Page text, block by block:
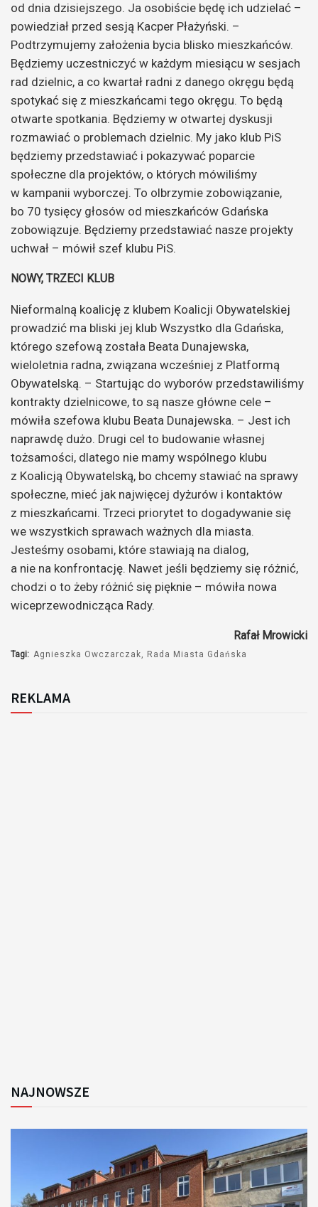
od dnia dzisiejszego. Ja osobiście będę ich udzielać –
powiedział przed sesją Kacper Płażyński. –
Podtrzymujemy założenia bycia blisko mieszkańców.
Będziemy uczestniczyć w każdym miesiącu w sesjach
rad dzielnic, a co kwartał radni z danego okręgu będą
spotykać się z mieszkańcami tego okręgu. To będą
otwarte spotkania. Będziemy w otwartej dyskusji
rozmawiać o problemach dzielnic. My jako klub PiS
będziemy przedstawiać i pokazywać poparcie
społeczne dla projektów, o których mówiliśmy
w kampanii wyborczej. To olbrzymie zobowiązanie,
bo 70 tysięcy głosów od mieszkańców Gdańska
zobowiązuje. Będziemy przedstawiać nasze projekty
uchwał – mówił szef klubu PiS.
NOWY, TRZECI KLUB
Nieformalną koalicję z klubem Koalicji Obywatelskiej
prowadzić ma bliski jej klub Wszystko dla Gdańska,
którego szefową została Beata Dunajewska,
wieloletnia radna, związana wcześniej z Platformą
Obywatelską. – Startując do wyborów przedstawiliśmy
kontrakty dzielnicowe, to są nasze główne cele –
mówiła szefowa klubu Beata Dunajewska. – Jest ich
naprawdę dużo. Drugi cel to budowanie własnej
tożsamości, dlatego nie mamy wspólnego klubu
z Koalicją Obywatelską, bo chcemy stawiać na sprawy
społeczne, mieć jak najwięcej dyżurów i kontaktów
z mieszkańcami. Trzeci priorytet to dogadywanie się
we wszystkich sprawach ważnych dla miasta.
Jesteśmy osobami, które stawiają na dialog,
a nie na konfrontację. Nawet jeśli będziemy się różnić,
chodzi o to żeby różnić się pięknie – mówiła nowa
wiceprzewodnicząca Rady.
Rafał Mrowicki
Tagi: Agnieszka Owczarczak Rada Miasta Gdańska
REKLAMA
NAJNOWSZE